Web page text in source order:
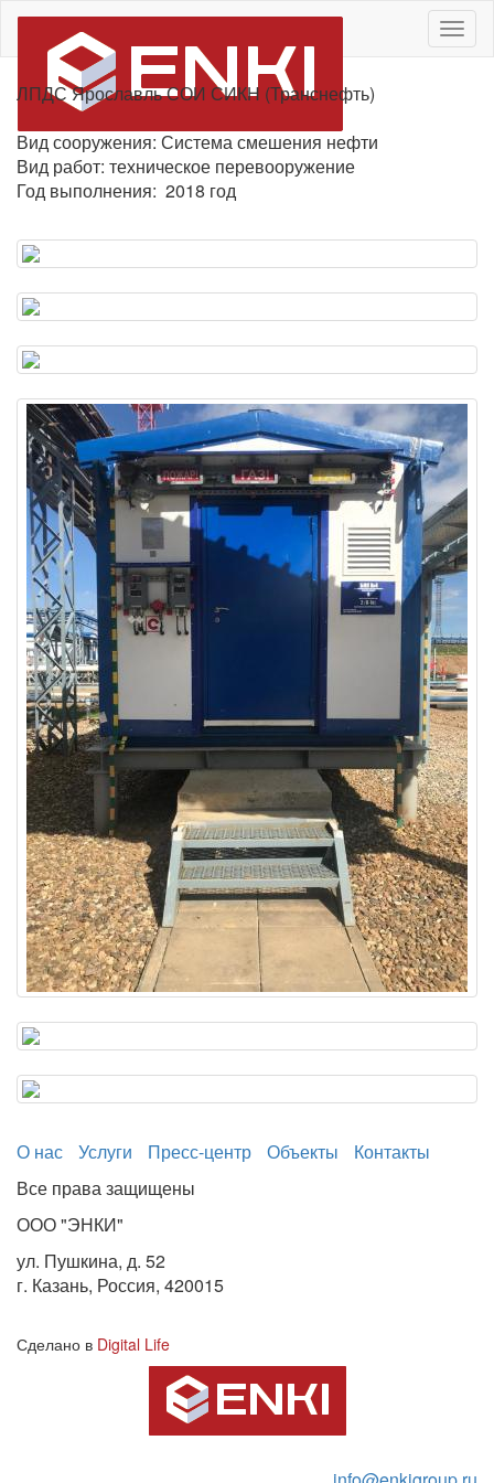
ЛПДС Ярославль СОИ СИКН (Транснефть)
Вид сооружения: Система смешения нефти
Вид работ: техническое перевооружение
Год выполнения: 2018 год
О нас Услуги Пресс-центр Объекты
Контакты
Все права защищены
ООО "ЭНКИ"
ул. Пушкина, д. 52
г. Казань, Россия, 420015
Сделано в Digital Life